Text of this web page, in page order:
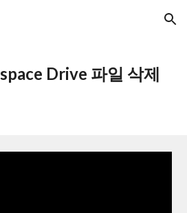
Skip to navigation
Drive 파일 삭제